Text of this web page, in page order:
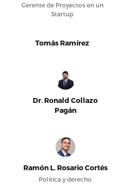
Gerente de Proyectos en un
Startup
Tomás Ramírez
Dr. Ronald Collazo
Pagán
Ramón L. Rosario Cortés
Política y derecho